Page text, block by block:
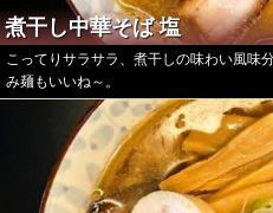
煮干し中華そば 塩
こってりサラサラ、煮干しの味わい風味
み麺もいいね～。